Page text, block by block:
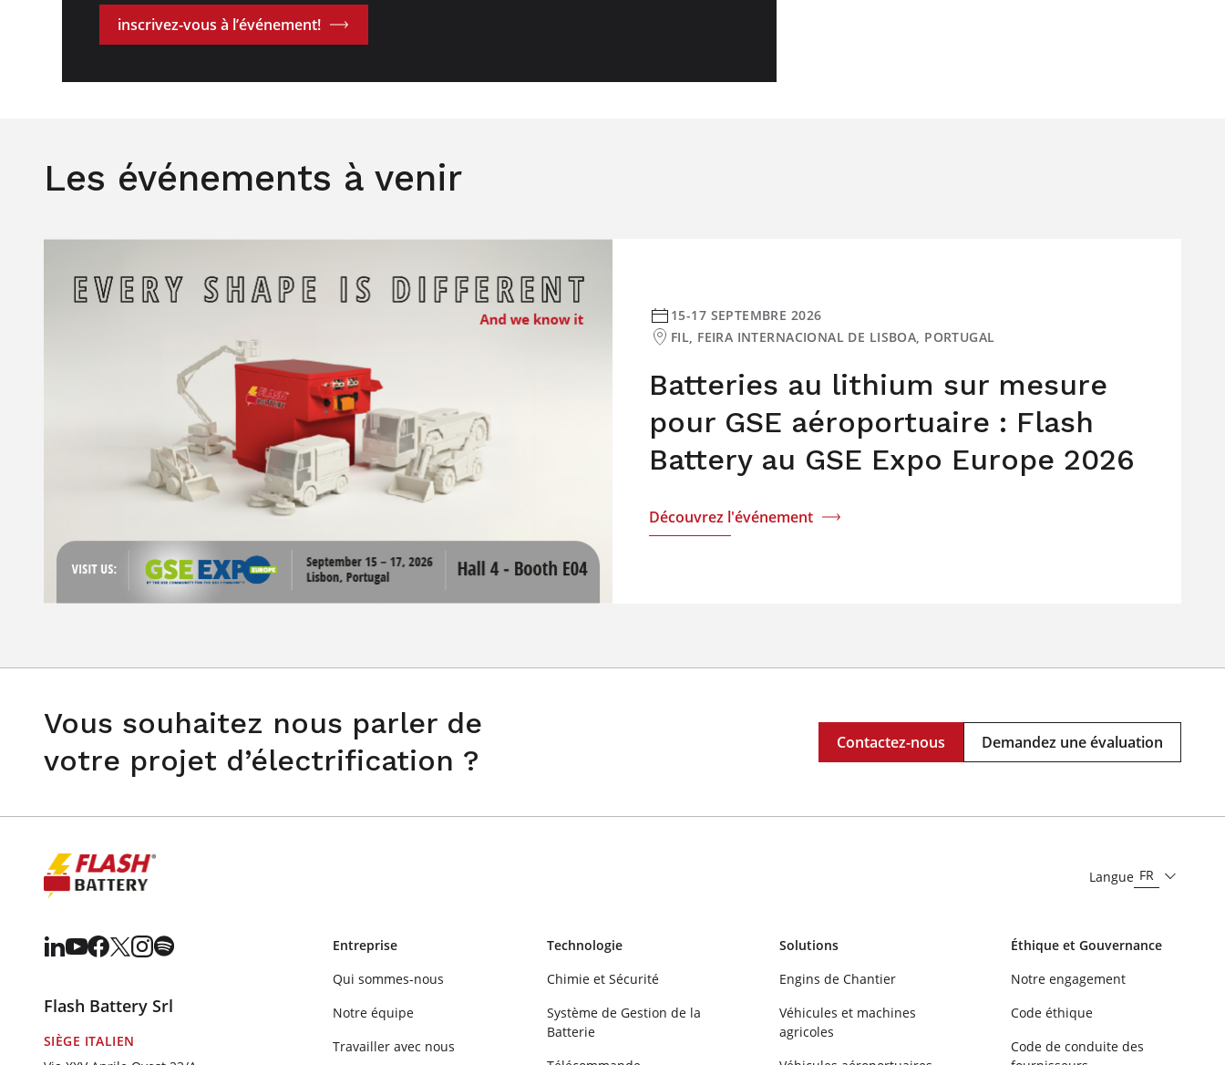
inscrivez-vous à l’événement!
Les événements à venir
Batteries au lithium sur mesure
pour GSE aéroportuaire : Flash
Battery au GSE Expo Europe 2026
15-17 SEPTEMBRE 2026
FIL, FEIRA INTERNACIONAL DE LISBOA, PORTUGAL
Découvrez l'événement
Vous souhaitez nous parler de
votre projet d’électrification ?
Contactez-nous Demandez une évaluation
Langue FR
Flash Battery Srl
SIÈGE ITALIEN
Entreprise
Qui sommes-nous
Notre équipe
Travailler avec nous
Technologie
Chimie et Sécurité
Système de Gestion de la
Batterie
Solutions
Engins de Chantier
Véhicules et machines
agricoles
Éthique et Gouvernance
Notre engagement
Code éthique
Code de conduite des